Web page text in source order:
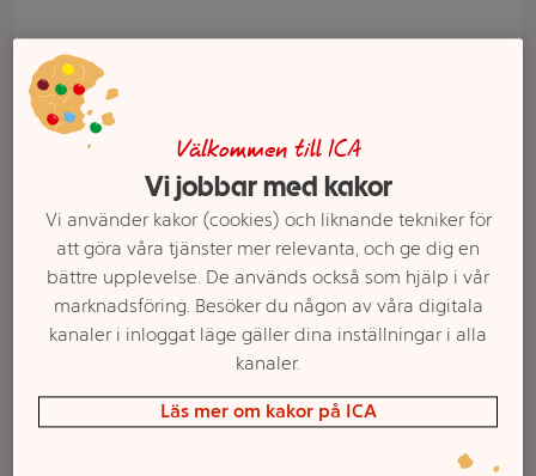
Välkommen till ICA
Vi jobbar med kakor
Vi använder kakor (cookies) och liknande tekniker för
att göra våra tjänster mer relevanta, och ge dig en
bättre upplevelse. De används också som hjälp i vår
marknadsföring. Besöker du någon av våra digitala
kanaler i inloggat läge gäller dina inställningar i alla
kanaler.
Läs mer om kakor på ICA